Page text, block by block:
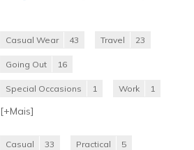
Casual Wear 43 Travel 23
Going Out 16
Special Occasions 1 Work 1
[+Mais]
Casual 33 Practical 5